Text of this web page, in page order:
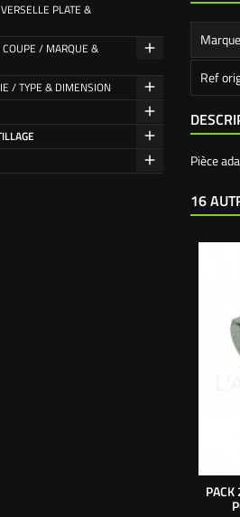
PLATE &
/ MARQUE &
/ TYPE & DIMENSION
Ref
Pièce
16